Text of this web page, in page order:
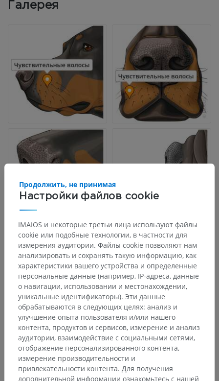
Галерея
Анатомическая иерархия
Анатомия животных
Общий покров> Волосы>
Чувствительные волосы
Основные структуры:
Надглазничные чувствительные волосы
Подглазничные чувствительные волосы
Скуловые чувствительные волосы
Настройки файлов cookie
Продолжить, не принимая
IMAIOS и некоторые третьи лица используют файлы
cookie или подобные технологии, в частности для
измерения аудитории. Файлы cookie позволяют нам
анализировать и сохранять такую информацию, как
характеристики вашего устройства и определенные
персональные данные (например, IP-адреса, данные
о навигации, использовании и местонахождении,
уникальные идентификаторы). Эти данные
обрабатываются в следующих целях: анализ и
улучшение опыта пользователя и/или нашего
контента, продуктов и сервисов, измерение и анализ
аудитории, взаимодействие с социальными сетями,
отображение персонализированного контента,
измерение производительности и
привлекательности контента. Для получения
дополнительной информации ознакомьтесь с нашей